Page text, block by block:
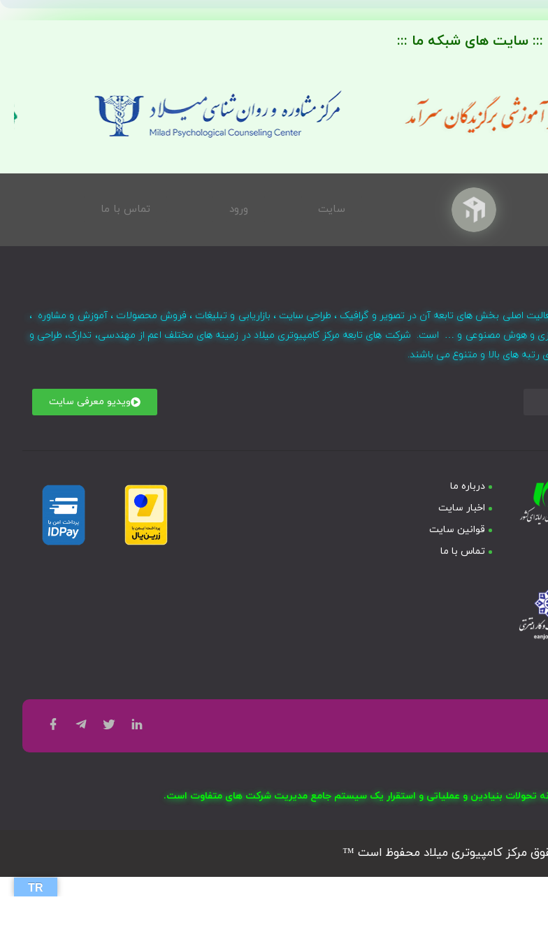
::: سایت های شبکه ما :::
سایت ورود تماس با ما
اصلی بخش های تابعه آن در تصویر و گرافیک ، طراحی سایت ، بازاریابی و تبلیغات ، فروش محصولات ، آموزش و مشاوره ،
و هوش مصنوعی و … است. شرکت های تابعه مرکز کامپیوتری میلاد در زمینه های مختلف اعم از مهندسی، تدارک، طراحی و
های بالا و متنوع می باشند.
ویدیو معرفی سایت
درباره ما
اخبار سایت
قوانین سایت
تماس با ما
تحولات بنیادین و عملیاتی و استقرار یک سیستم جامع مدیریت شرکت های متفاوت است.
مرکز کامپیوتری میلاد محفوظ است ™
TR